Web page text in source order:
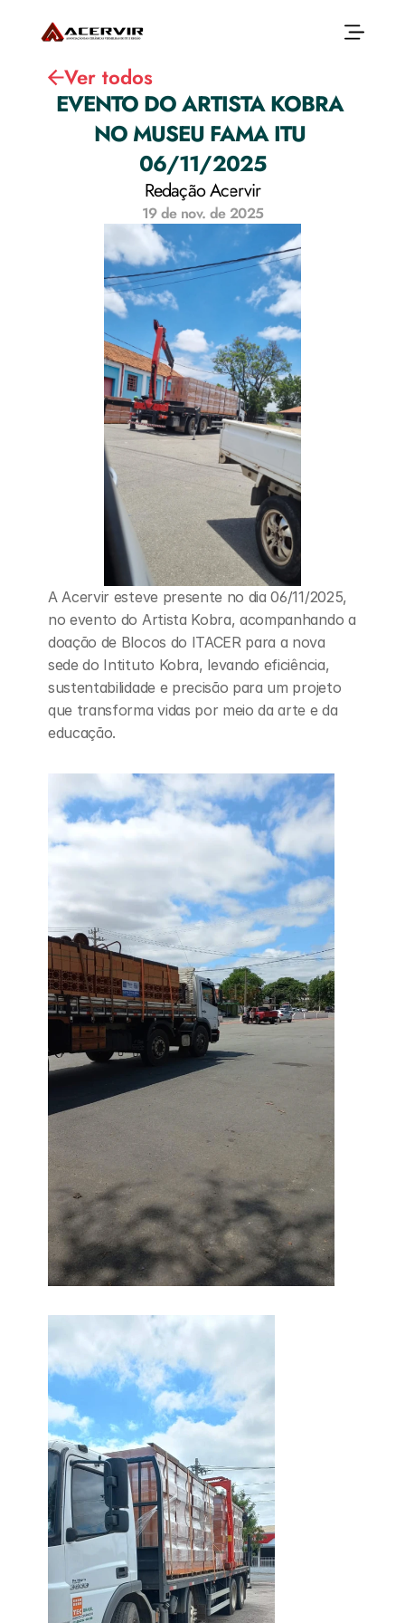
Blocos Cerâmicos
Reposição Florestal
Capacitação
Ver todos
EVENTO DO ARTISTA KOBRA
NO MUSEU FAMA ITU
06/11/2025
Redação Acervir
19 de nov. de 2025
A Acervir esteve presente no dia 06/11/2025,
no evento do Artista Kobra, acompanhando a
doação de Blocos do ITACER para a nova
sede do Intituto Kobra, levando eficiência,
sustentabilidade e precisão para um projeto
que transforma vidas por meio da arte e da
educação.